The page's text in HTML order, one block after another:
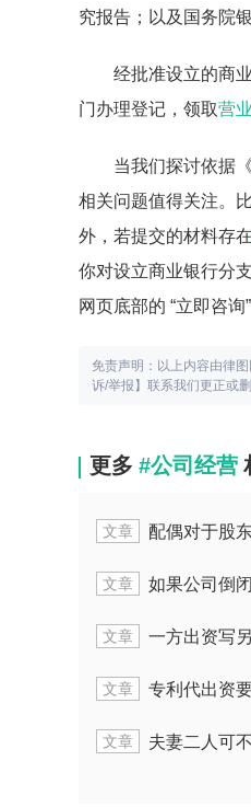
究报告；以及国务院
经批准设立的商
门办理登记，领取营
当我们探讨依据
相关问题值得关注。
外，若提交的材料存在
你对设立商业银行分
网页底部的 “立即咨
免责声明：以上内容由律
诉/举报】联系我们更正或删
更多 #公司经营
文章 配偶对于股东未实
文章 如果公司倒闭赔
文章 一方出资写
文章 专利代出资
文章 夫妻二人可不